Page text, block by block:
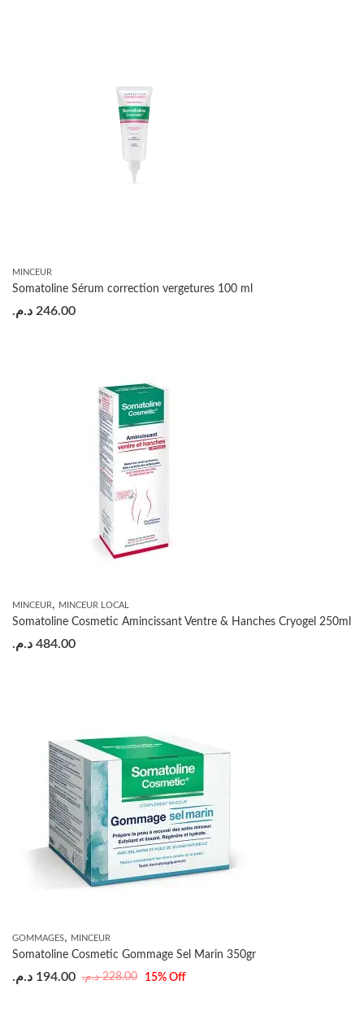
MINCEUR
Somatoline Sérum correction vergetures 100 ml
246.00 د.م.
MINCEUR, MINCEUR LOCAL
Somatoline Cosmetic Amincissant Ventre & Hanches Cryogel 250ml
484.00 د.م.
GOMMAGES, MINCEUR
Somatoline Cosmetic Gommage Sel Marin 350gr
228.00 د.م. 194.00 د.م. 15% Off